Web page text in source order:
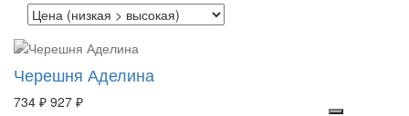
Черешня Аделина
734 ₽ 927 ₽